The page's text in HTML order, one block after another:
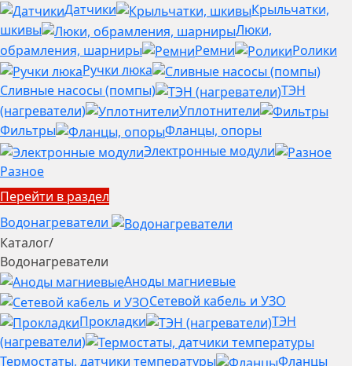
Датчики
Крыльчатки,
шкивы
Люки,
обрамления, шарниры
Ремни
Ролики
Ручки люка
Сливные насосы (помпы)
ТЭН
(нагреватели)
Уплотнители
Фильтры
Фланцы, опоры
Электронные модули
Разное
Перейти в раздел
Водонагреватели
Каталог/
Водонагреватели
Аноды магниевые
Сетевой кабель и УЗО
Прокладки
ТЭН
(нагреватели)
Термостаты, датчики температуры
Фланцы